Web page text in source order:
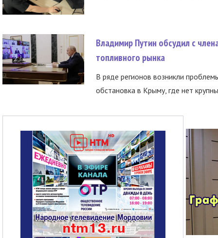
Владимир Путин обсудил с
топливного рынка
В ряде регионов возникли
обстановка в Крыму, где нет